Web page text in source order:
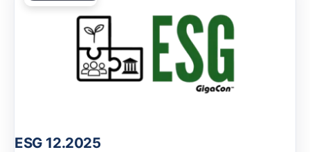
ESG 12.2025